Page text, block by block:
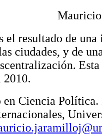
el resultado de
ciudades, y de
2010.
Ciencia Política.